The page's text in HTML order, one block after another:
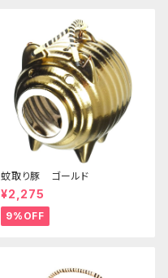
蚊取り豚 ゴールド
¥2,275
9%OFF